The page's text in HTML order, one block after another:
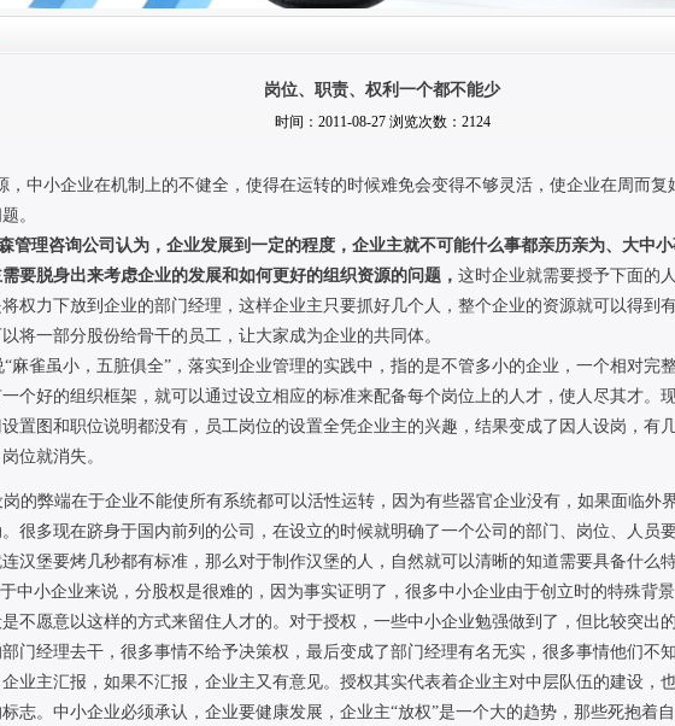
岗位、职责、权利一个都不能少
时间：2011-08-27 浏览次数：2124
中小企业在机制上的不健全，使得在运转的时候难免会变得不够灵活，使企业在周而复
。
管理咨询公司认为，企业发展到一定的程度，企业主就不可能什么事都亲历亲为、大中
要脱身出来考虑企业的发展和如何更好的组织资源的问题， 这时企业就需要授予下面的
权力下放到企业的部门经理，这样企业主只要抓好几个人，整个企业的资源就可以得到
将一部分股份给骨干的员工，让大家成为企业的共同体。
麻雀虽小，五脏俱全”，落实到企业管理的实践中，指的是不管多小的企业，一个相对完
个好的组织框架，就可以通过设立相应的标准来配备每个岗位上的人才，使人尽其才。
置图和职位说明都没有，员工岗位的设置全凭企业主的兴趣，结果变成了因人设岗，有
位就消失。
岗的弊端在于企业不能使所有系统都可以活性运转，因为有些器官企业没有，如果面临外
很多现在跻身于国内前列的公司，在设立的时候就明确了一个公司的部门、岗位、人员
汉堡要烤几秒都有标准，那么对于制作汉堡的人，自然就可以清晰的知道需要具备什么特
中小企业来说，分股权是很难的，因为事实证明了，很多中小企业由于创立时的特殊背
不愿意以这样的方式来留住人才的。对于授权，一些中小企业勉强做到了，但比较突出
门经理去干，很多事情不给予决策权，最后变成了部门经理有名无实，很多事情他们不
业主汇报，如果不汇报，企业主又有意见。授权其实代表着企业主对中层队伍的建设，
志。中小企业必须承认，企业要健康发展，企业主“放权”是一个大的趋势，那些死抱着